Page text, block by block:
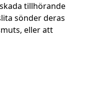
tillhörande
sönder deras
eller att